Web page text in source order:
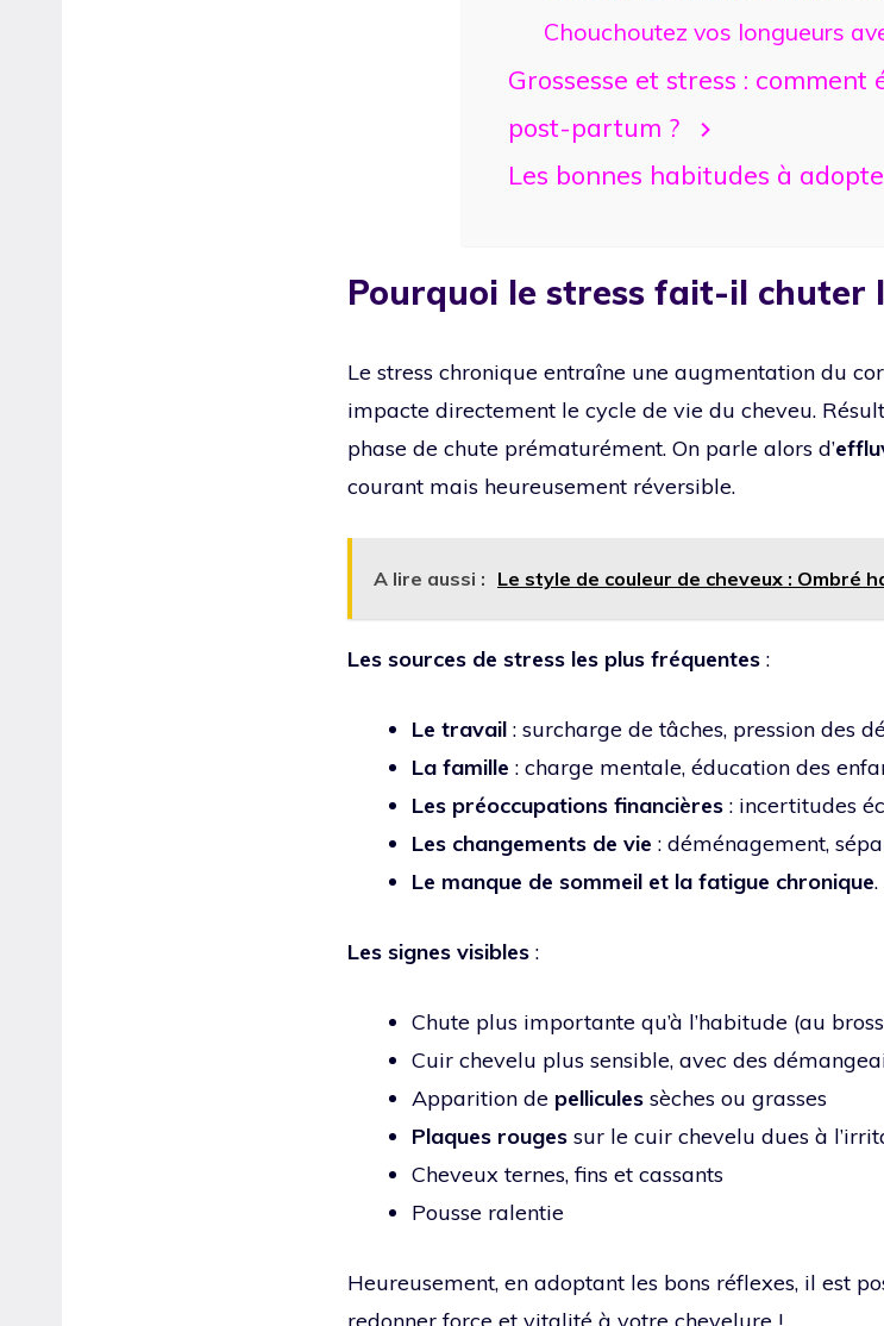
Chouchoutez vos longueurs
Grossesse et stress :
post-partum ?
Les bonnes habitudes à
Pourquoi le stress fait-il chuter
Le stress chronique entraîne une augmentation du
impacte directement le cycle de vie du cheveu.
phase de chute prématurément. On parle alors d’
courant mais heureusement réversible.
A lire aussi : Le style de couleur de cheveux : Ombré
Les sources de stress les plus fréquentes :
Le travail : surcharge de tâches, pression des
La famille : charge mentale, éducation des
Les préoccupations financières : incertitudes
Les changements de vie : déménagement,
Le manque de sommeil et la fatigue chronique.
Les signes visibles :
Chute plus importante qu’à l’habitude (au
Cuir chevelu plus sensible, avec des
Apparition de pellicules sèches ou grasses
Plaques rouges sur le cuir chevelu dues à
Cheveux ternes, fins et cassants
Pousse ralentie
Heureusement, en adoptant les bons réflexes, il est
redonner force et vitalité à votre chevelure !